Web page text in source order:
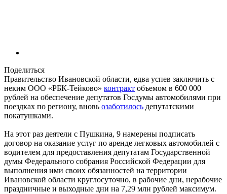
Поделиться
Правительство Ивановской области, едва успев заключить с
неким ООО «РБК-Тейково» контракт объемом в 600 000
рублей на обеспечение депутатов Госдумы автомобилями при
поездках по региону, вновь озаботилось депутатскими
покатушками.
На этот раз деятели с Пушкина, 9 намерены подписать
договор на оказание услуг по аренде легковых автомобилей с
водителем для предоставления депутатам Государственной
думы Федерального собрания Российской Федерации для
выполнения ими своих обязанностей на территории
Ивановской области круглосуточно, в рабочие дни, нерабочие
праздничные и выходные дни на 7,29 млн рублей максимум.